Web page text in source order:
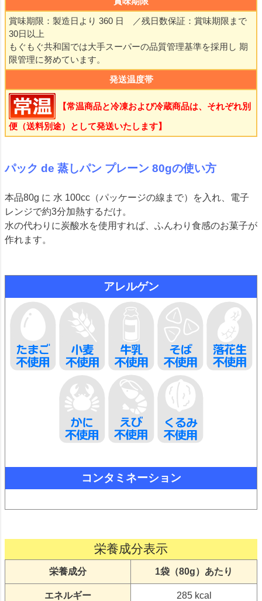
賞味期限：製造日より 360 日 ／残日数保証：賞味期限まで
30日以上
もぐもぐ共和国では大手スーパーの品質管理基準を採用し 期
限管理に努めています。
発送温度帯
【常温商品と冷凍および冷蔵商品は、それぞれ別
便（送料別途）として発送いたします】
パック de 蒸しパン プレーン 80gの使い方
本品80g に 水 100cc（パッケージの線まで）を入れ、電子
レンジで約3分加熱するだけ。
水の代わりに炭酸水を使用すれば、ふんわり食感のお菓子が
作れます。
アレルゲン
コンタミネーション
栄養成分表示
栄養成分 1袋（80g）あたり
エネルギー 285 kcal